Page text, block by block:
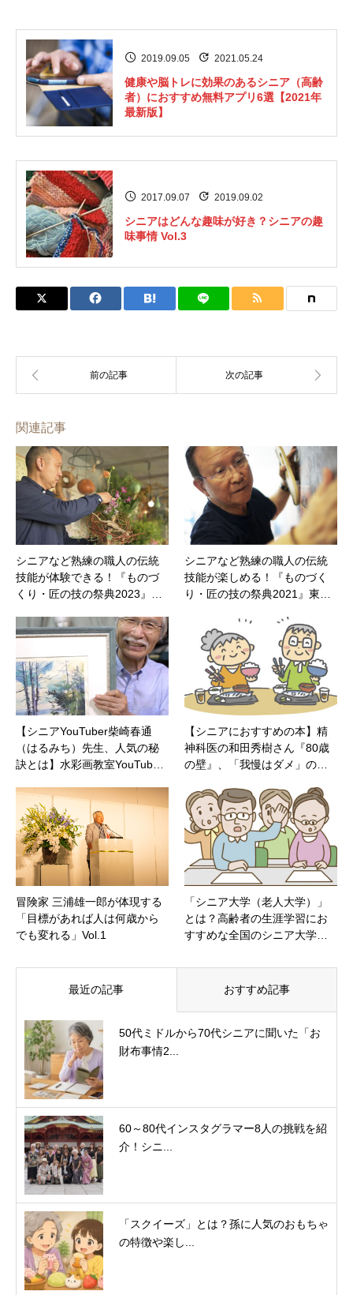
2019.09.05 2021.05.24
健康や脳トレに効果のあるシニア（高齢
者）におすすめ無料アプリ6選【2021年
最新版】
2017.09.07 2019.09.02
シニアはどんな趣味が好き？シニアの趣
味事情 Vol.3
関連記事
シニアなど熟練の職人の伝統
技能が体験できる！『ものづ
くり・匠の技の祭典2023』…
シニアなど熟練の職人の伝統
技能が楽しめる！『ものづく
り・匠の技の祭典2021』東…
【シニアYouTuber柴崎春通
（はるみち）先生、人気の秘
訣とは】水彩画教室YouTub…
【シニアにおすすめの本】精
神科医の和田秀樹さん『80歳
の壁』、「我慢はダメ」の…
冒険家 三浦雄一郎が体現する
「目標があれば人は何歳から
でも変れる」Vol.1
「シニア大学（老人大学）」
とは？高齢者の生涯学習にお
すすめな全国のシニア大学…
最近の記事 おすすめ記事
50代ミドルから70代シニアに聞いた「お
財布事情2...
60～80代インスタグラマー8人の挑戦を紹
介！シニ...
「スクイーズ」とは？孫に人気のおもちゃ
の特徴や楽し...